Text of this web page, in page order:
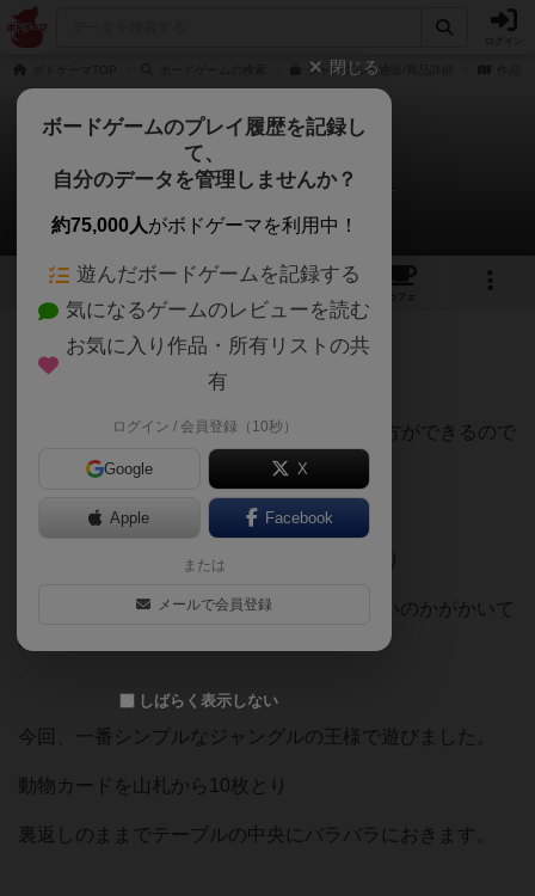
ジャングルの通販/商品詳細
ジャングル
ボドゲ好きのてんちゃんさんのレビュー
3 2
カフェ
234名 1名 0 6年以上前
ファミリーゲームにぴったり♪5種類の遊び方ができるので
ドブルのイメージを
頂いていましたが全く違いました。
カードには７種類の生き物の絵が描いてあり
食物連鎖のように、それぞれどの動物に強いのかがかいて
あります。
今回、一番シンプルなジャングルの王様で遊びました。
動物カードを山札から10枚とり
裏返しのままでテーブルの中央にバラバラにおきます。
閉じる
ボードゲームのプレイ履歴を記録し
て、
自分のデータを管理しませんか？
約75,000人がボドゲーマを利用中！
遊んだボードゲームを記録する
気になるゲームのレビューを読む
お気に入り作品・所有リストの共
有
ログイン / 会員登録（10秒）
Google X
Apple Facebook
または
メールで会員登録
しばらく表示しない